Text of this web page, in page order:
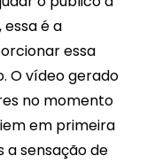
é a
essa
O vídeo gerado
no momento
em primeira
a sensação de